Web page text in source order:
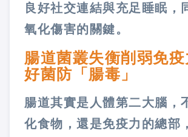
良好社交連結與充足睡眠，
氧化傷害的關鍵。
腸道菌叢失衡削弱免
好菌防「腸毒」
腸道其實是人體第二大腦，
化食物，還是免疫力的總部